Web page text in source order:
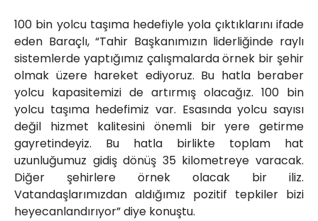
100 bin yolcu taşıma hedefiyle yola çıktıklarını ifade
eden Baraçlı, “Tahir Başkanımızın liderliğinde raylı
sistemlerde yaptığımız çalışmalarda örnek bir şehir
olmak üzere hareket ediyoruz. Bu hatla beraber
yolcu kapasitemizi de artırmış olacağız. 100 bin
yolcu taşıma hedefimiz var. Esasında yolcu sayısı
değil hizmet kalitesini önemli bir yere getirme
gayretindeyiz. Bu hatla birlikte toplam hat
uzunluğumuz gidiş dönüş 35 kilometreye varacak.
Diğer şehirlere örnek olacak bir iliz.
Vatandaşlarımızdan aldığımız pozitif tepkiler bizi
heyecanlandırıyor” diye konuştu.